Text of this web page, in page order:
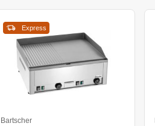
Express
Bartscher